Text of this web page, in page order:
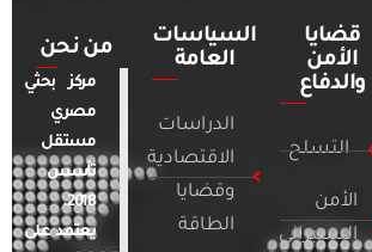
قضايا
الأمن
والدفاع
التسلح
الأمن
السيبراني
السياسات
العامة
الدراسات
الاقتصادية
وقضايا
الطاقة
من نحن
مركز بحثي
مصري
مستقل
تأسس
2018.
يعتمد على